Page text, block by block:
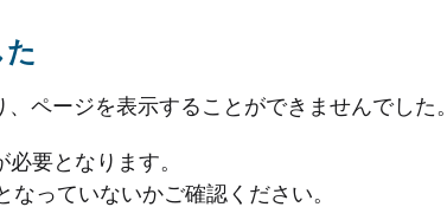
ページを表示することができませんでした。
要となります。
っていないかご確認ください。